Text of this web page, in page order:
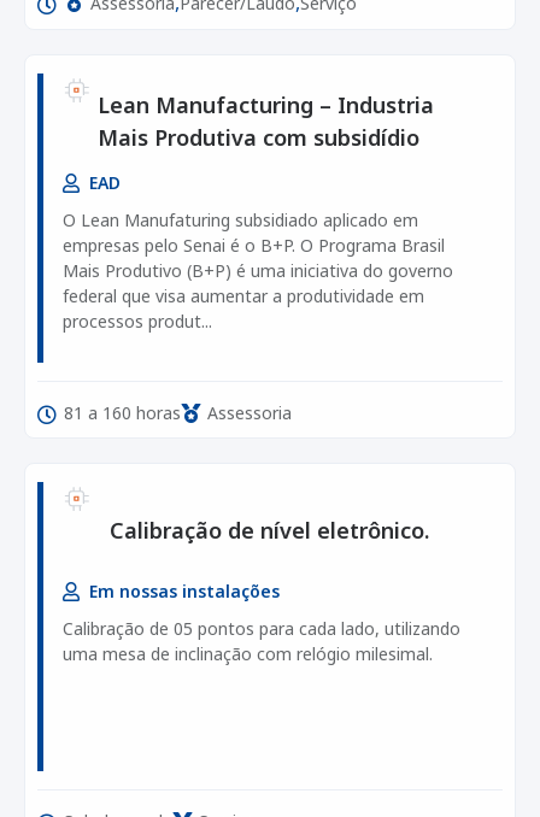
Lean Manufacturing – Industria
Mais Produtiva com subsidídio
EAD
O Lean Manufaturing subsidiado aplicado em
empresas pelo Senai é o B+P. O Programa Brasil
Mais Produtivo (B+P) é uma iniciativa do governo
federal que visa aumentar a produtividade em
processos produt...
81 a 160 horas Assessoria
Calibração de nível eletrônico.
Em nossas instalações
Calibração de 05 pontos para cada lado, utilizando
uma mesa de inclinação com relógio milesimal.